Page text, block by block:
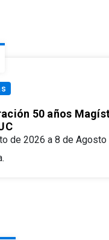
50 años
de 2026 a 8 de Agosto